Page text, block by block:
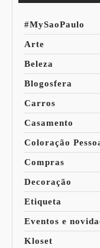
#MySaoPaulo
Arte
Beleza
Blogosfera
Carros
Casamento
Coloração
Compras
Decoração
Etiqueta
Eventos e
Kloset